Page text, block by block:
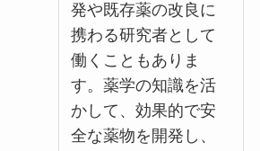
発や既存薬の改良に
携わる研究者として
働くこともありま
す。薬学の知識を活
かして、効果的で安
全な薬物を開発し、